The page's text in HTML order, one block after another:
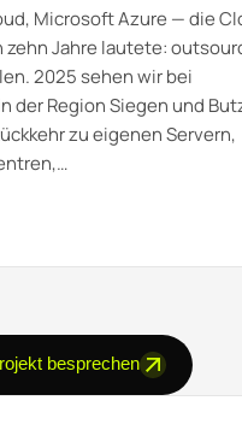
Microsoft Azure — die
zehn Jahre lautete:
2025 sehen wir bei
der Region Siegen und
zu eigenen Servern,
besprechen